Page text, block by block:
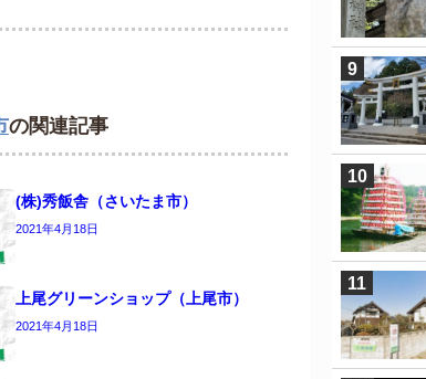
の関連記事
(株)秀飯舎（さいたま市）
2021年4月18日
上尾グリーンショップ（上尾市）
2021年4月18日